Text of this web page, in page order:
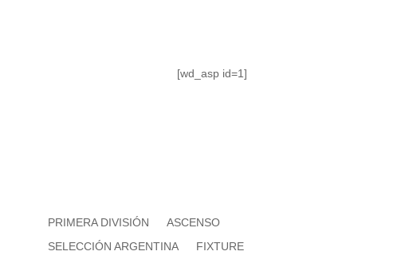
[wd_asp id=1]
PRIMERA DIVISIÓN
ASCENSO
SELECCIÓN ARGENTINA
FIXTURE